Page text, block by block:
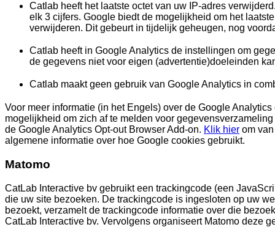
Catlab heeft het laatste octet van uw IP-adres
elk 3 cijfers. Google biedt de mogelijkheid om het
verwijderen. Dit gebeurt in tijdelijk geheugen, nog
Catlab heeft in Google Analytics de instellingen om
de gegevens niet voor eigen (advertentie)doeleinden
Catlab maakt geen gebruik van Google Analytics in
Voor meer informatie (in het Engels) over de Google
mogelijkheid om zich af te melden voor
de Google Analytics Opt-out Browser Add-on. Klik hier om
algemene informatie over hoe Google cookies gebruikt.
Matomo
CatLab Interactive bv gebruikt een trackingcode (een
die uw site bezoeken. De trackingcode is ingesloten op uw
bezoekt, verzamelt de trackingcode informatie over die
CatLab Interactive bv. Vervolgens organiseert Matomo deze